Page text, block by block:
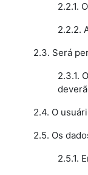
2.2.1.
2.2.2.
2.3. Será
2.3.1.
2.4. O
2.5. Os
2.5.1.